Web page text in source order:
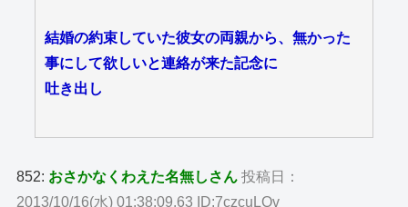
結婚の約束していた彼女の両親から、無かった
事にして欲しいと連絡が来た記念に
吐き出し
852: おさかなくわえた名無しさん 投稿日：
2013/10/16(水) 01:38:09.63 ID:7czcuLQv